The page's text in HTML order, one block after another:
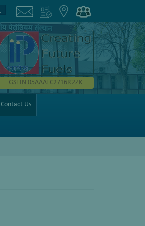
GSTIN 05AAATC2716R2ZK
Contact Us